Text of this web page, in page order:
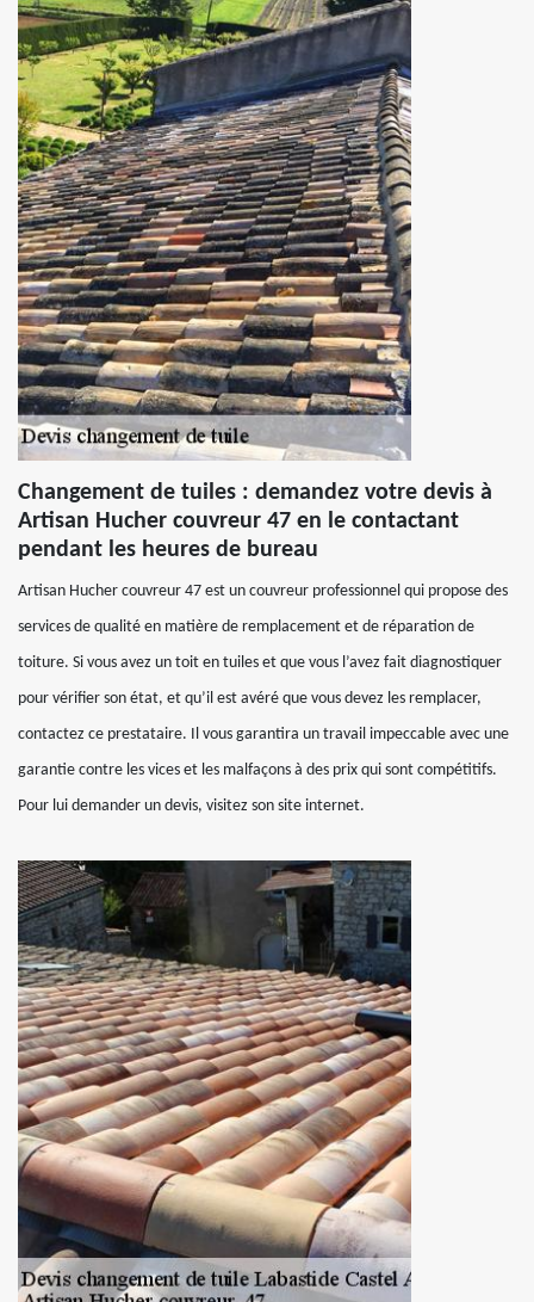
Changement de tuiles : demandez votre devis à
Artisan Hucher couvreur 47 en le contactant
pendant les heures de bureau
Artisan Hucher couvreur 47 est un couvreur professionnel qui propose des
services de qualité en matière de remplacement et de réparation de
toiture. Si vous avez un toit en tuiles et que vous l’avez fait diagnostiquer
pour vérifier son état, et qu’il est avéré que vous devez les remplacer,
contactez ce prestataire. Il vous garantira un travail impeccable avec une
garantie contre les vices et les malfaçons à des prix qui sont compétitifs.
Pour lui demander un devis, visitez son site internet.